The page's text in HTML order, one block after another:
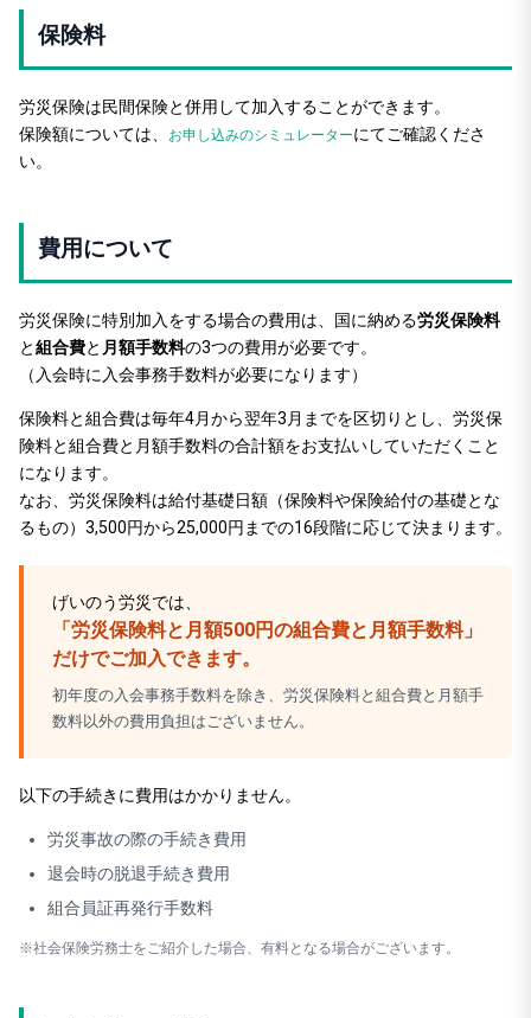
保険料
労災保険は民間保険と併用して加入することができます。
保険額については、
お申し込みのシミュレーターにてご確認くださ
い。
費用について
労災保険に特別加入をする場合の費用は、国に納める労災保険料
と組合費と 月額手数料の3つの費用が必要です。
（入会時に入会事務手数料が必要になります）
保険料と組合費は毎年4月から翌年3月までを区切りとし、労災保
険料と組合費と月額手数料の合計額をお支払いしていただくこと
になります。
なお、労災保険料は給付基礎日額（保険料や保険給付の基礎とな
るもの）3,500円から25,000円までの16段階に応じて決まります。
げいのう労災では、
「労災保険料と月額500円の組合費と月額手数料」
だけでご加入できます。
初年度の入会事務手数料を除き、労災保険料と組合費と月額手
数料以外の費用負担はございません。
以下の手続きに費用はかかりません。
労災事故の際の手続き費用
退会時の脱退手続き費用
組合員証再発行手数料
※社会保険労務士をご紹介した場合、有料となる場合がございます。